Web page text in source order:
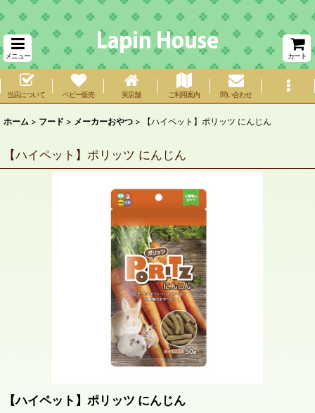
メニュー カート
当店について ベビー販売 実店舗 ご利用案内 問い合わせ
ホーム > フード > メーカーおやつ > 【ハイペット】ポリッツ にんじん
【ハイペット】ポリッツ にんじん
【ハイペット】ポリッツ にんじん